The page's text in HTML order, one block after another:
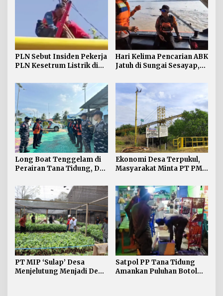
PLN Sebut Insiden Pekerja
PLN Kesetrum Listrik di
Investigasi
Hari Kelima Pencarian ABK
Jatuh di Sungai Sesayap,
Pencarian
Long Boat Tenggelam di
Perairan Tana Tidung, Dua
Pencarian
Ekonomi Desa Terpukul,
Masyarakat Minta PT PMJ
PT MIP ‘Sulap’ Desa
Menjelutung Menjadi Desa
Satpol PP Tana Tidung
Amankan Puluhan Botol